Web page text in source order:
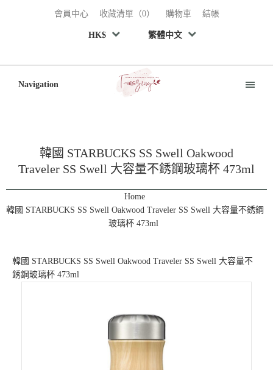
會員中心 收藏清單（0） 購物車 結帳
HK$ 繁體中文
Navigation
韓國 STARBUCKS SS Swell Oakwood
Traveler SS Swell 大容量不銹鋼玻璃杯 473ml
Home
韓國 STARBUCKS SS Swell Oakwood Traveler SS Swell 大容量不銹鋼
玻璃杯 473ml
韓國 STARBUCKS SS Swell Oakwood Traveler SS Swell 大容量不
銹鋼玻璃杯 473ml